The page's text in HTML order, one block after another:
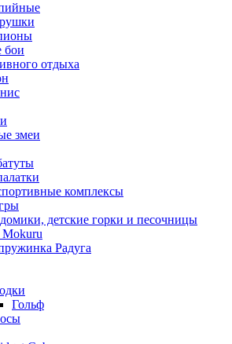
бои
отдыха
змеи
комплексы
детские горки и песочницы
Радуга
Гольф